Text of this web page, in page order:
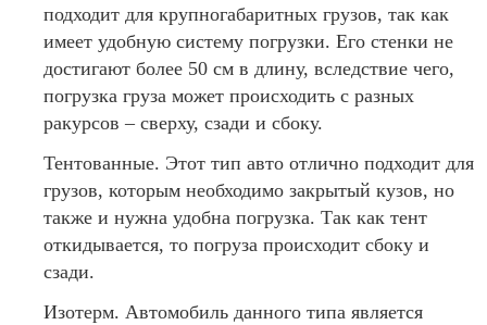
подходит для крупногабаритных грузов, так как
имеет удобную систему погрузки. Его стенки не
достигают более 50 см в длину, вследствие чего,
погрузка груза может происходить с разных
ракурсов – сверху, сзади и сбоку.
Тентованные. Этот тип авто отлично подходит для
грузов, которым необходимо закрытый кузов, но
также и нужна удобна погрузка. Так как тент
откидывается, то погруза происходит сбоку и
сзади.
Изотерм. Автомобиль данного типа является